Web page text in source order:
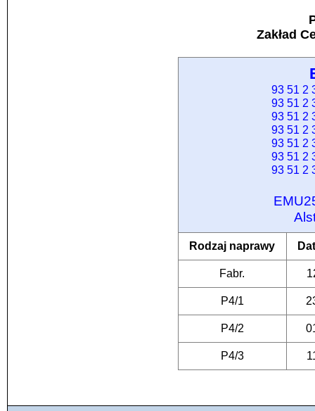
Zakład
93 51
93 51
93 51
93 51
93 51
93 51
93 51
Rodzaj naprawy
Fabr.
P4/1
P4/2
P4/3